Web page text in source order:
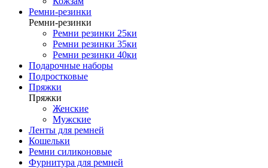
Ремни-резинки
Ремни-резинки
Ремни резинки 25ки
Ремни резинки 35ки
Ремни резинки 40ки
Подарочные наборы
Подростковые
Пряжки
Пряжки
Женские
Мужские
Ленты для ремней
Кошельки
Ремни силиконовые
Фурнитура для ремней